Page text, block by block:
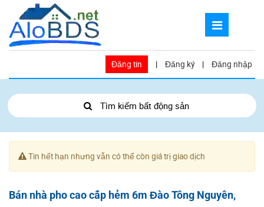
Đăng tin | Đăng ký | Đăng nhập
Tìm kiếm bất động sản
Tin hết hạn nhưng vẫn có thể còn giá trị giao dịch
Bán nhà pho cao cấp hẻm 6m Đào Tông Nguyên,